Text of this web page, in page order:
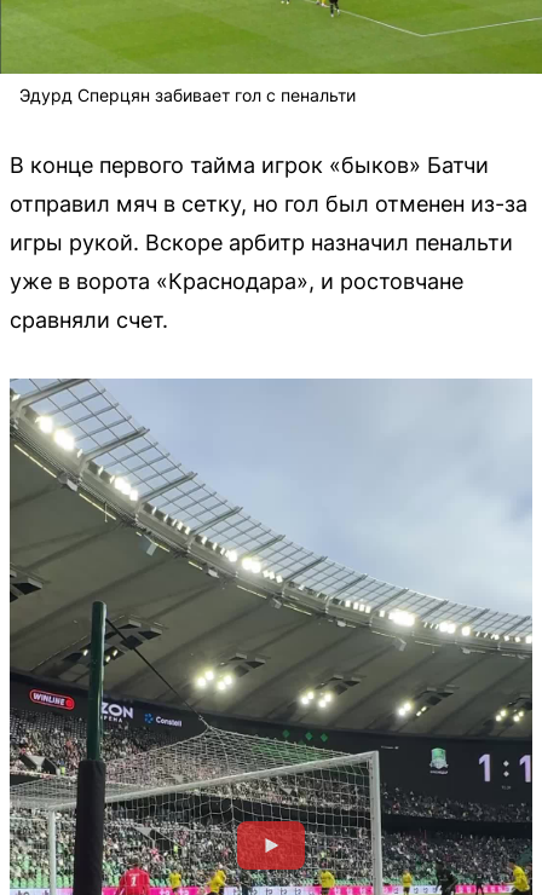
Эдурд Сперцян забивает гол с пенальти
В конце первого тайма игрок «быков» Батчи
отправил мяч в сетку, но гол был отменен из-за
игры рукой. Вскоре арбитр назначил пенальти
уже в ворота «Краснодара», и ростовчане
сравняли счет.